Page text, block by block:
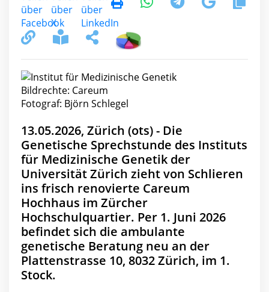
Bildrechte: Careum
Fotograf: Björn Schlegel
13.05.2026, Zürich (ots) - Die
Genetische Sprechstunde des Instituts
für Medizinische Genetik der
Universität Zürich zieht von Schlieren
ins frisch renovierte Careum
Hochhaus im Zürcher
Hochschulquartier. Per 1. Juni 2026
befindet sich die ambulante
genetische Beratung neu an der
Plattenstrasse 10, 8032 Zürich, im 1.
Stock.